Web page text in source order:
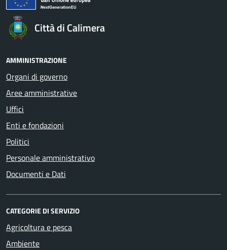
Città di Calimera
AMMINISTRAZIONE
Organi di governo
Aree amministrative
Uffici
Enti e fondazioni
Politici
Personale amministrativo
Documenti e Dati
CATEGORIE DI SERVIZIO
Agricoltura e pesca
Ambiente